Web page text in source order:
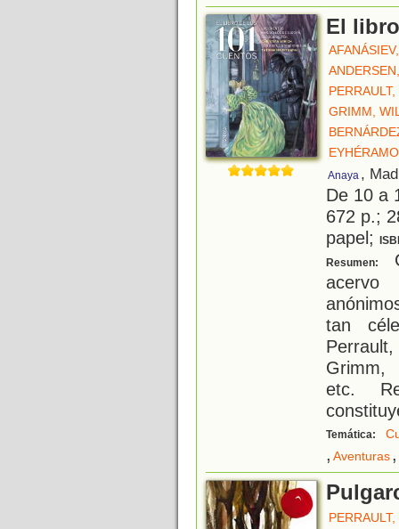
El
GRIMM,
Anaya ,
De 10 a
672 p.;
papel;
Resumen:
acervo
tan
Grimm,
etc.
Temática:
, Aventuras,